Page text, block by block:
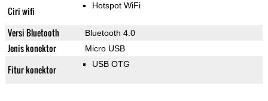
Ciri wifi Hotspot WiFi
Versi Bluetooth Bluetooth 4.0
Jenis konektor Micro USB
Fitur konektor USB OTG